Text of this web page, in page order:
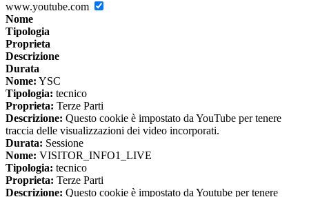
www.youtube.com
Nome
Tipologia
Proprieta
Descrizione
Durata
Nome: YSC
Tipologia: tecnico
Proprieta: Terze Parti
Descrizione: Questo cookie è impostato da YouTube per tenere
traccia delle visualizzazioni dei video incorporati.
Durata: Sessione
Nome: VISITOR_INFO1_LIVE
Tipologia: tecnico
Proprieta: Terze Parti
Descrizione: Questo cookie è impostato da Youtube per tenere